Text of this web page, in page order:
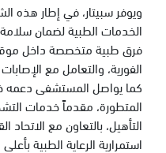
ويوفر سبيتار، في إطار هذه
الخدمات الطبية لضمان سلامة
فرق طبية متخصصة داخل موقع
الفورية، والتعامل مع
كما يواصل المستشفى دعمه
المتطورة، مقدماً خدمات
التأهيل، بالتعاون مع
استمرارية الرعاية الطبية بأعلى